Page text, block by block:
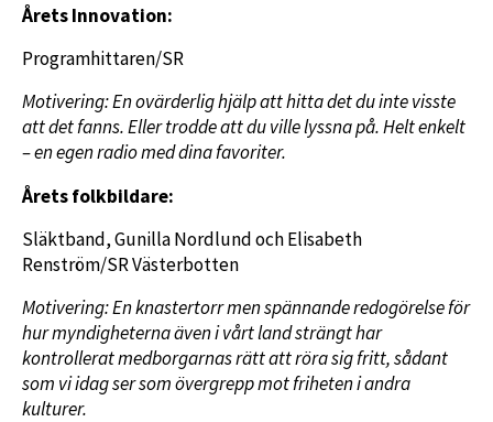
Årets Innovation:
Programhittaren/SR
Motivering: En ovärderlig hjälp att hitta det du inte visste
att det fanns. Eller trodde att du ville lyssna på. Helt enkelt
– en egen radio med dina favoriter.
Årets folkbildare:
Släktband, Gunilla Nordlund och Elisabeth
Renström/SR Västerbotten
Motivering:En knastertorr men spännande redogörelse för
hur myndigheterna även i vårt land strängt har
kontrollerat medborgarnas rätt att röra sig fritt, sådant
som vi idag ser som övergrepp mot friheten i andra
kulturer.